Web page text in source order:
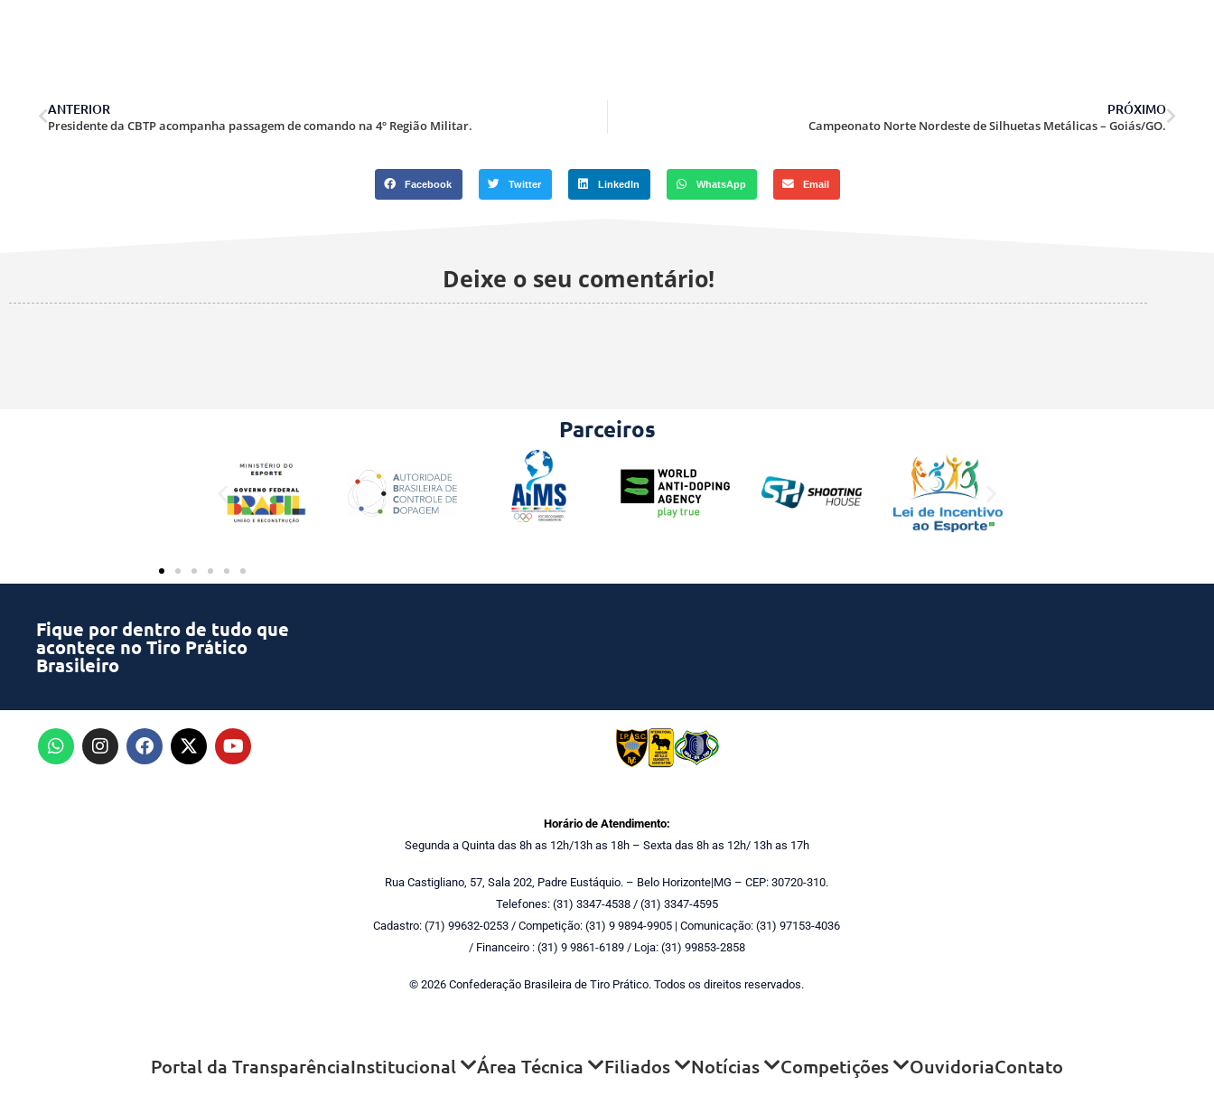
ANTERIOR
Presidente da CBTP acompanha passagem de comando na 4º Região Militar.
PRÓXIMO
Campeonato Norte Nordeste de Silhuetas Metálicas – Goiás/GO.
Facebook Twitter LinkedIn WhatsApp Email
Deixe o seu comentário!
Parceiros
Fique por dentro de tudo que
acontece no Tiro Prático
Brasileiro
Horário de Atendimento:
Segunda a Quinta das 8h as 12h/13h as 18h – Sexta das 8h as 12h/ 13h as 17h
Rua Castigliano, 57, Sala 202, Padre Eustáquio. – Belo Horizonte|MG – CEP: 30720-310.
Telefones: (31) 3347-4538 / (31) 3347-4595
Cadastro: (71) 99632-0253 / Competição: (31) 9 9894-9905 | Comunicação: (31) 97153-4036
/ Financeiro : (31) 9 9861-6189 / Loja: (31) 99853-2858
© 2026 Confederação Brasileira de Tiro Prático. Todos os direitos reservados.
Portal da TransparênciaInstitucional Área Técnica Filiados Notícias Competições OuvidoriaContato